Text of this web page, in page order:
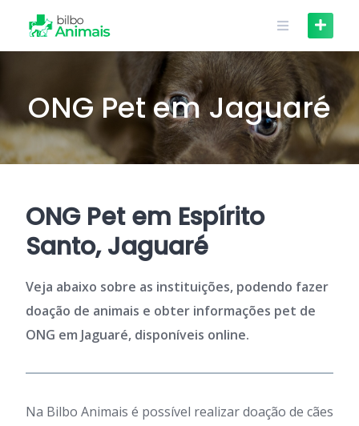
content
ONG Pet em Jaguaré
ONG Pet em Espírito
Santo, Jaguaré
Veja abaixo sobre as instituições, podendo fazer
doação de animais e obter informações pet de
ONG em Jaguaré, disponíveis online.
Na Bilbo Animais é possível realizar doação de cães